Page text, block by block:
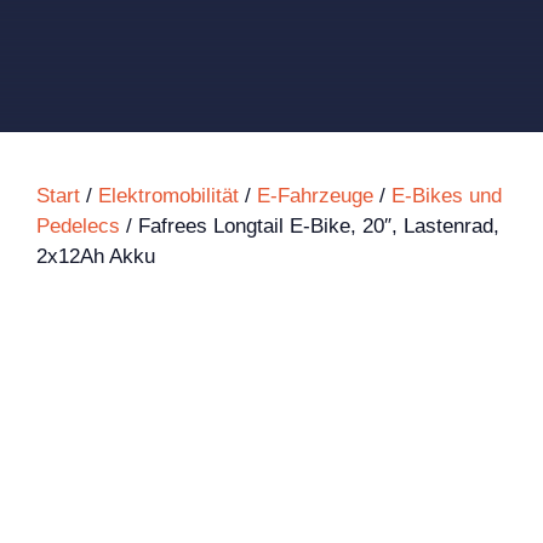
Start / Elektromobilität / E-Fahrzeuge / E-Bikes und
Pedelecs / Fafrees Longtail E-Bike, 20″, Lastenrad,
2x12Ah Akku